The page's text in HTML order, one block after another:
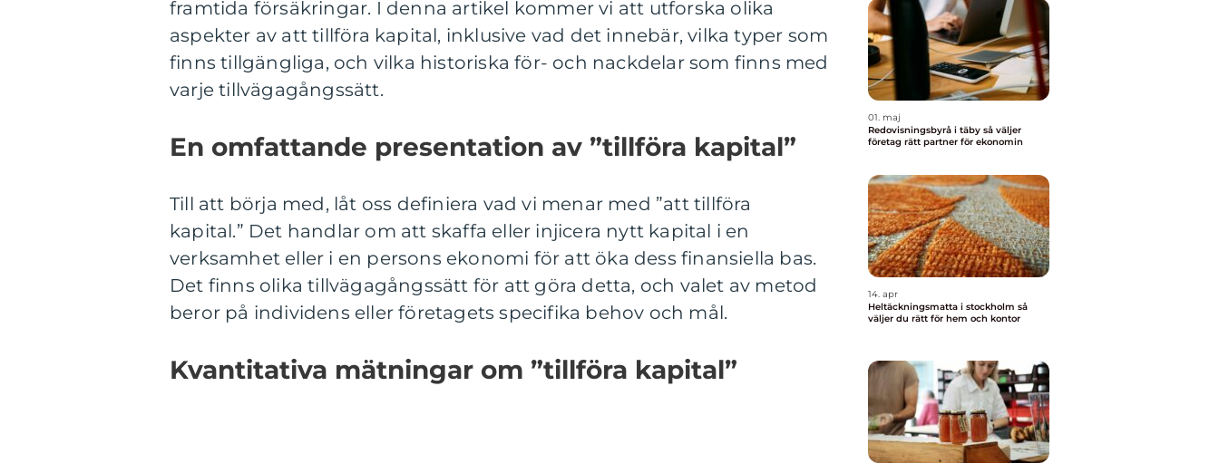
framtida försäkringar. I denna artikel kommer vi att utforska olika
aspekter av att tillföra kapital, inklusive vad det innebär, vilka typer som
finns tillgängliga, och vilka historiska för- och nackdelar som finns med
varje tillvägagångssätt.
En omfattande presentation av ”tillföra kapital”
Till att börja med, låt oss definiera vad vi menar med ”att tillföra
kapital.” Det handlar om att skaffa eller injicera nytt kapital i en
verksamhet eller i en persons ekonomi för att öka dess finansiella bas.
Det finns olika tillvägagångssätt för att göra detta, och valet av metod
beror på individens eller företagets specifika behov och mål.
Kvantitativa mätningar om ”tillföra kapital”
01. maj
Redovisningsbyrå i täby så väljer
företag rätt partner för ekonomin
14. apr
Heltäckningsmatta i stockholm så
väljer du rätt för hem och kontor